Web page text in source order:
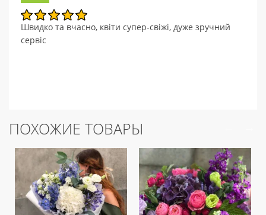
Швидко та вчасно, квіти супер-свіжі, дуже зручний
сервіс
ПОХОЖИЕ ТОВАРЫ